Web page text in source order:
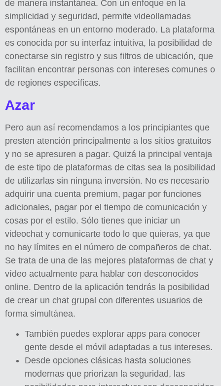
de manera instantánea. Con un enfoque en la
simplicidad y seguridad, permite videollamadas
espontáneas en un entorno moderado. La plataforma
es conocida por su interfaz intuitiva, la posibilidad de
conectarse sin registro y sus filtros de ubicación, que
facilitan encontrar personas con intereses comunes o
de regiones específicas.
Azar
Pero aun así recomendamos a los principiantes que
presten atención principalmente a los sitios gratuitos
y no se apresuren a pagar. Quizá la principal ventaja
de este tipo de plataformas de citas sea la posibilidad
de utilizarlas sin ninguna inversión. No es necesario
adquirir una cuenta premium, pagar por funciones
adicionales, pagar por el tiempo de comunicación y
cosas por el estilo. Sólo tienes que iniciar un
videochat y comunicarte todo lo que quieras, ya que
no hay límites en el número de compañeros de chat.
Se trata de una de las mejores plataformas de chat y
vídeo actualmente para hablar con desconocidos
online. Dentro de la aplicación tendrás la posibilidad
de crear un chat grupal con diferentes usuarios de
forma simultánea.
También puedes explorar apps para conocer
gente desde el móvil adaptadas a tus intereses.
Desde opciones clásicas hasta soluciones
modernas que priorizan la seguridad, las